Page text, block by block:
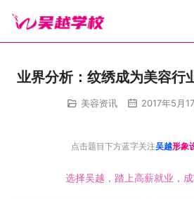
业界分析：纹绣成为美容行
美容资讯 2017年5月
点击题目下方蓝字关注吴越形象
选择吴越，踏上高薪就业，